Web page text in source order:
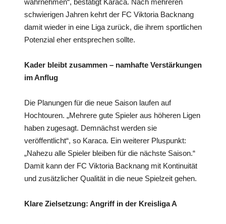
wahrnehmen“, bestätigt Karaca. Nach mehreren
schwierigen Jahren kehrt der FC Viktoria Backnang
damit wieder in eine Liga zurück, die ihrem sportlichen
Potenzial eher entsprechen sollte.
Kader bleibt zusammen – namhafte Verstärkungen
im Anflug
Die Planungen für die neue Saison laufen auf
Hochtouren. „Mehrere gute Spieler aus höheren Ligen
haben zugesagt. Demnächst werden sie
veröffentlicht“, so Karaca. Ein weiterer Pluspunkt:
„Nahezu alle Spieler bleiben für die nächste Saison.“
Damit kann der FC Viktoria Backnang mit Kontinuität
und zusätzlicher Qualität in die neue Spielzeit gehen.
Klare Zielsetzung: Angriff in der Kreisliga A